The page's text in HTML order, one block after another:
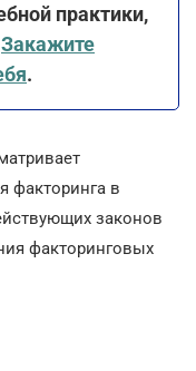
практики,
Закажите
.
факторинга в
законов
факторинговых